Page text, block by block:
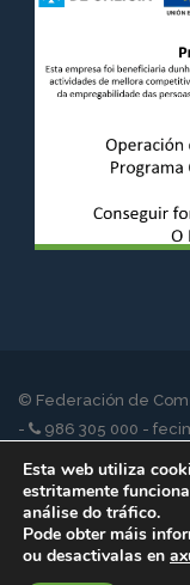
© Federación de
-
986 305 000 -
Esta web utiliza
estritamente
análise do tráfico.
Pode obter máis
ou desactivalas en